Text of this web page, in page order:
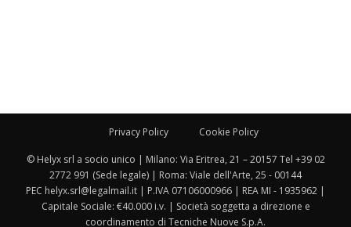
Privacy Policy Cookie Policy
© Helyx srl a socio unico | Milano: Via Eritrea, 21 – 20157 Tel +39 02
2772 991 (Sede legale) | Roma: Viale dell'Arte, 25 - 00144
PEC helyx.srl@legalmail.it | P.IVA 07106000966 | REA MI - 1935962 |
Capitale Sociale: €40.000 i.v. | Società soggetta a direzione e
coordinamento di Tecniche Nuove S.p.A.